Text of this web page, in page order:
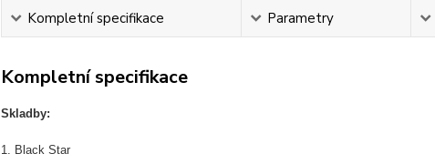
Kompletní specifikace Parametry
Kompletní specifikace
Skladby:
1. Black Star